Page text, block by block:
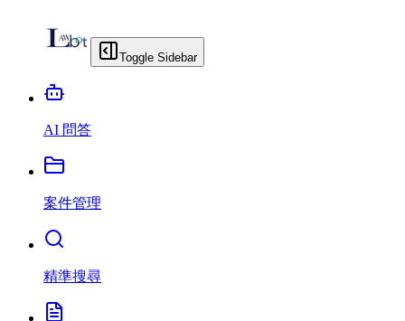
Toggle Sidebar
AI 問答
案件管理
精準搜尋